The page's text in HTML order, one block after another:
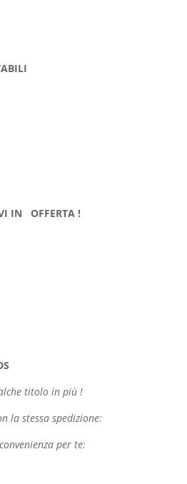
IN OFFERTA !
titolo in più !
la stessa spedizione:
per te: